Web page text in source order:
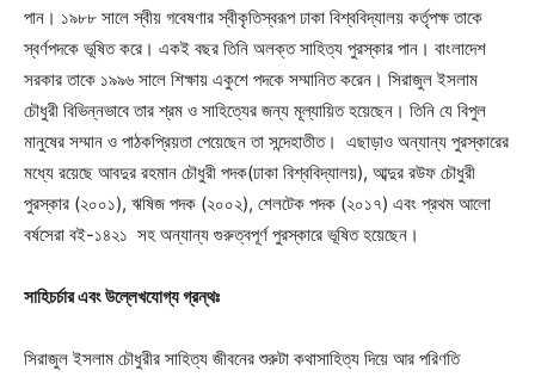
পান। ১৯৮৮ সালে স্বীয় গবেষণার স্বীকৃতিস্বরূপ ঢাকা বিশ্ববিদ্যালয় কর্তৃপক্ষ তাকে
স্বর্ণপদকে ভূষিত করে। একই বছর তিনি অলক্ত সাহিত্য পুরস্কার পান। বাংলাদেশ
সরকার তাকে ১৯৯৬ সালে শিক্ষায় একুশে পদকে সম্মানিত করেন। সিরাজুল ইসলাম
চৌধুরী বিভিন্নভাবে তার শ্রম ও সাহিত্যের জন্য মূল্যায়িত হয়েছেন। তিনি যে বিপুল
মানুষের সম্মান ও পাঠকপ্রিয়তা পেয়েছেন তা সন্দেহাতীত। এছাড়াও অন্যান্য পুরস্কারের
মধ্যে রয়েছে আবদুর রহমান চৌধুরী পদক(ঢাকা বিশ্ববিদ্যালয়), আব্দুর রউফ চৌধুরী
পুরস্কার (২০০১), ঋষিজ পদক (২০০২), শেলটেক পদক (২০১৭) এবং প্রথম আলো
বর্ষসেরা বই-১৪২১ সহ অন্যান্য গুরুত্বপূর্ণ পুরস্কারে ভূষিত হয়েছেন।
সাহিচর্চার এবং উল্লেখযোগ্য গ্রন্থঃ
সিরাজুল ইসলাম চৌধুরীর সাহিত্য জীবনের শুরুটা কথাসাহিত্য দিয়ে আর পরিণতি